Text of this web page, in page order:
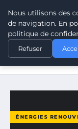
CLIMATE
ACCUEIL
BILAN CARBONE
ÉNERGIES
Nous utilisons des
de navigation. En
politique de
Refuser